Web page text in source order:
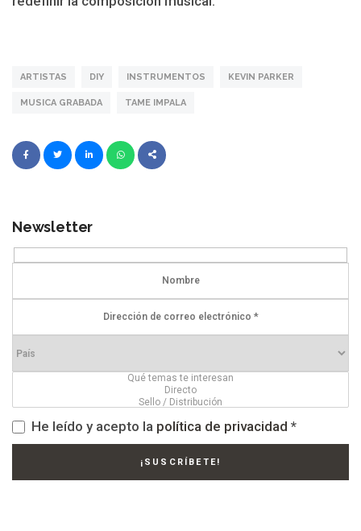
ARTISTAS DIY INSTRUMENTOS KEVIN PARKER
MUSICA GRABADA TAME IMPALA
Newsletter
He leído y acepto la política de privacidad *